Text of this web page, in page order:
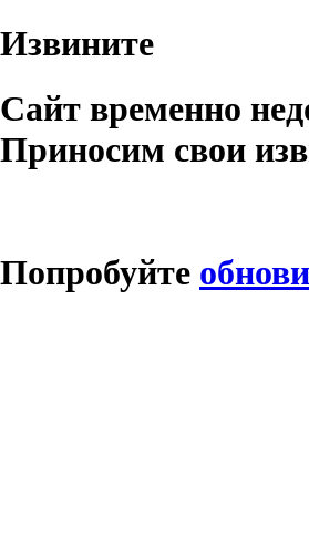
Извините
Сайт временно
Приносим свои
Попробуйте